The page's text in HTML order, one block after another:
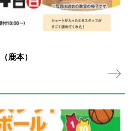
鹿本）